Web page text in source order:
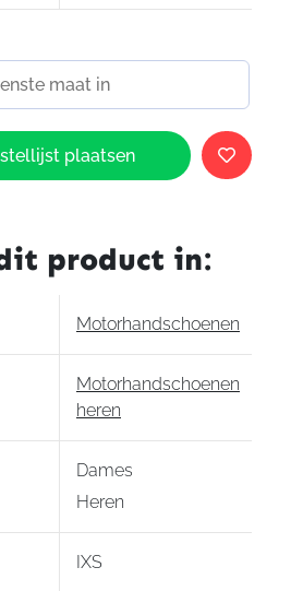
plaatsen
product in:
Motorhandschoenen
Motorhandschoenen
heren
Dames
Heren
IXS